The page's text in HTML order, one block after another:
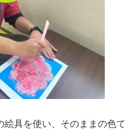
絵具を使い、そのままの色